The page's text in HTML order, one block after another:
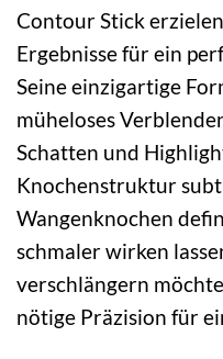
Contour Stick
Ergebnisse für ein
Seine einzigartige
müheloses
Schatten und
Knochenstruktur
Wangenknochen
schmaler wirken
verschlängern
nötige Präzision für